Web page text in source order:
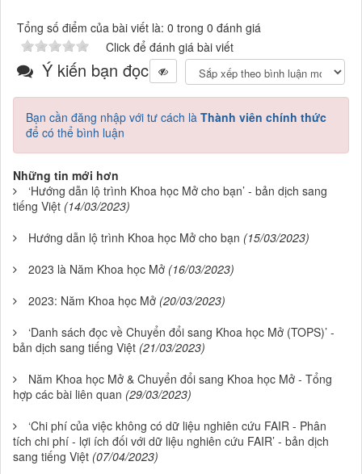
Tổng số điểm của bài viết là: 0 trong 0 đánh giá
Click để đánh giá bài viết
Ý kiến bạn đọc
Bạn cần đăng nhập với tư cách là Thành viên chính thức
để có thể bình luận
Những tin mới hơn
‘Hướng dẫn lộ trình Khoa học Mở cho bạn’ - bản dịch sang
tiếng Việt (14/03/2023)
Hướng dẫn lộ trình Khoa học Mở cho bạn (15/03/2023)
2023 là Năm Khoa học Mở (16/03/2023)
2023: Năm Khoa học Mở (20/03/2023)
‘Danh sách đọc về Chuyển đổi sang Khoa học Mở (TOPS)’ -
bản dịch sang tiếng Việt (21/03/2023)
Năm Khoa học Mở & Chuyển đổi sang Khoa học Mở - Tổng
hợp các bài liên quan (29/03/2023)
‘Chi phí của việc không có dữ liệu nghiên cứu FAIR - Phân
tích chi phí - lợi ích đối với dữ liệu nghiên cứu FAIR’ - bản dịch
sang tiếng Việt (07/04/2023)